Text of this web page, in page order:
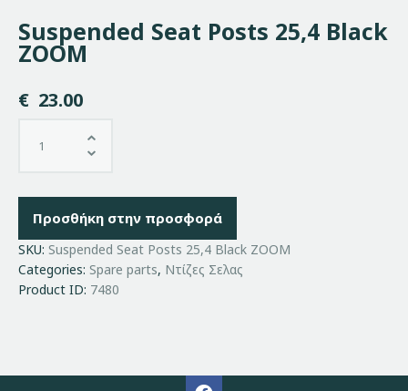
Suspended Seat Posts 25,4 Black
ZOOM
€ 23.00
Προσθήκη στην προσφορά
SKU: Suspended Seat Posts 25,4 Black ZOOM
Categories: Spare parts, Ντίζες Σελας
Product ID: 7480